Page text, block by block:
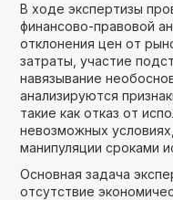
В ходе экспертизы
финансово-правовой
отклонения цен от
затраты, участие
навязывание
анализируются
такие как отказ от
невозможных
манипуляции сроками
Основная задача
отсутствие